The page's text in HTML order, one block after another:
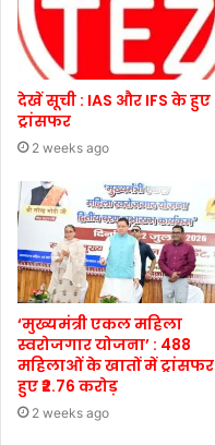
देखें सूची : IAS और IFS के हुए
ट्रांसफर
2 weeks ago
‘मुख्यमंत्री एकल महिला
स्वरोजगार योजना’ : 488
महिलाओं के खातों में ट्रांसफर
हुए ₹2.76 करोड़
2 weeks ago